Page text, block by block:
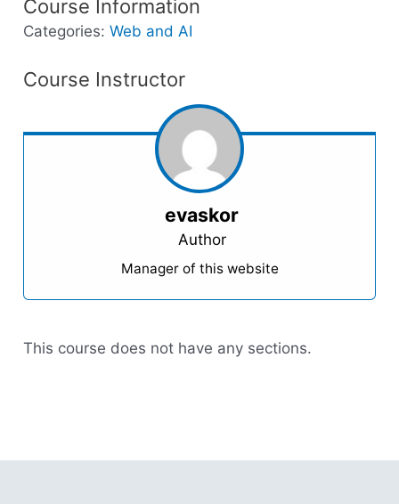
Course Information
Categories:Web and AI
Course Instructor
evaskor
Author
Manager of this website
This course does not have any sections.